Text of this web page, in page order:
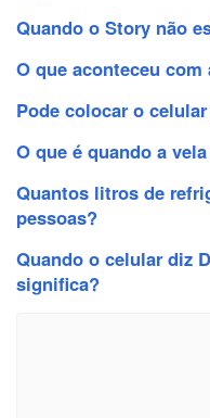
Quando o Story não
O que aconteceu
Pode colocar o
O que é quando a
Quantos litros de
pessoas?
Quando o celular diz
significa?